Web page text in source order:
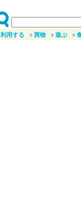
利用する 買物 遊ぶ